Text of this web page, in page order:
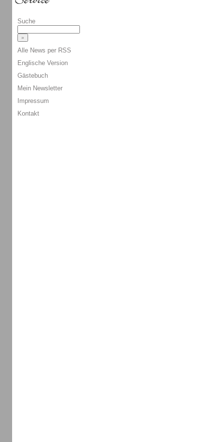
Suche
Alle News per RSS
Englische Version
Gästebuch
Mein Newsletter
Impressum
Kontakt